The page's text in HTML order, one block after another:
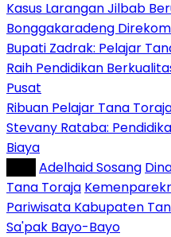
Kasus Larangan Jilbab
Bonggakaradeng
Bupati Zadrak: Pelajar
Raih Pendidikan
Pusat
Ribuan Pelajar Tana
Stevany Rataba:
Biaya
Adelhaid Sosang
Tana Toraja
Pariwisata Kabupaten
Sa'pak Bayo-Bayo